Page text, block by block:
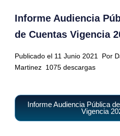
Informe Audiencia
de Cuentas Vigencia
Publicado el 11 Junio 2021
Por
Martinez 1075 descargas
Informe Audiencia Pública
Vigencia